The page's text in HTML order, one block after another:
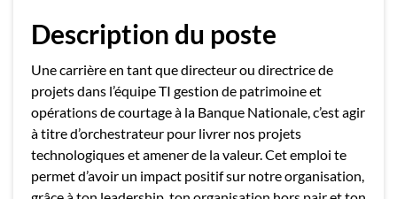
Description du poste
Une carrière en tant que directeur ou directrice de
projets dans l’équipe TI gestion de patrimoine et
opérations de courtage à la Banque Nationale, c’est agir
à titre d’orchestrateur pour livrer nos projets
technologiques et amener de la valeur. Cet emploi te
permet d’avoir un impact positif sur notre organisation,